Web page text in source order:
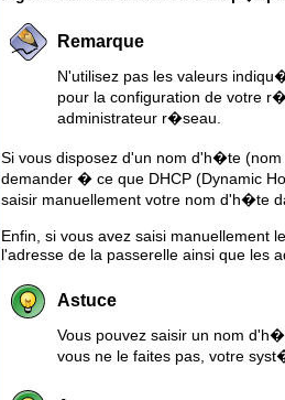
Remarque
N'utilisez pas les valeurs
pour la configuration de votre
administrateur r�seau.
Si vous disposez d'un nom d'h�te
demander � ce que DHCP (Dynamic
saisir manuellement votre nom d'h�te
Enfin, si vous avez saisi manuellement
l'adresse de la passerelle ainsi que les
Astuce
Vous pouvez saisir un nom
vous ne le faites pas, votre